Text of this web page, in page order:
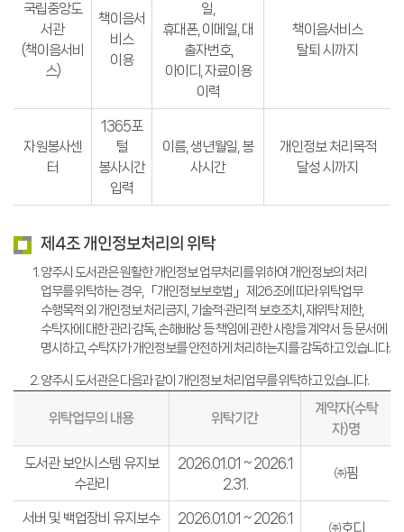
국립중앙도
서관
(책이음서비
스)
책이음서
비스
이용
일,
휴대폰, 이메일, 대
출자번호,
아이디, 자료이용
이력
책이음서비스
탈퇴 시까지
자원봉사센
터
1365포
털
봉사시간
입력
이름, 생년월일, 봉
사시간
개인정보 처리목적
달성 시까지
제4조 개인정보처리의 위탁
양주시 도서관은 원활한 개인정보 업무처리를 위하여 개인정보의 처리
업무를 위탁하는 경우, 「개인정보보호법」 제26조에 따라 위탁업무
수행목적 외 개인정보 처리금지, 기술적·관리적 보호조치, 재위탁 제한,
수탁자에 대한 관리·감독, 손해배상 등 책임에 관한 사항을 계약서 등 문서에
명시하고, 수탁자가 개인정보를 안전하게 처리하는지를 감독하고 있습니다.
양주시 도서관은 다음과 같이 개인정보 처리업무를 위탁하고 있습니다.
위탁업무의 내용 위탁기간
계약자(수탁
자)명
도서관 보안시스템 유지보
수관리
2026.01.01 ~ 2026.1
2.31.
㈜핌
서버 및 백업장비 유지보수
2026.01.01 ~ 2026.1
㈜호디